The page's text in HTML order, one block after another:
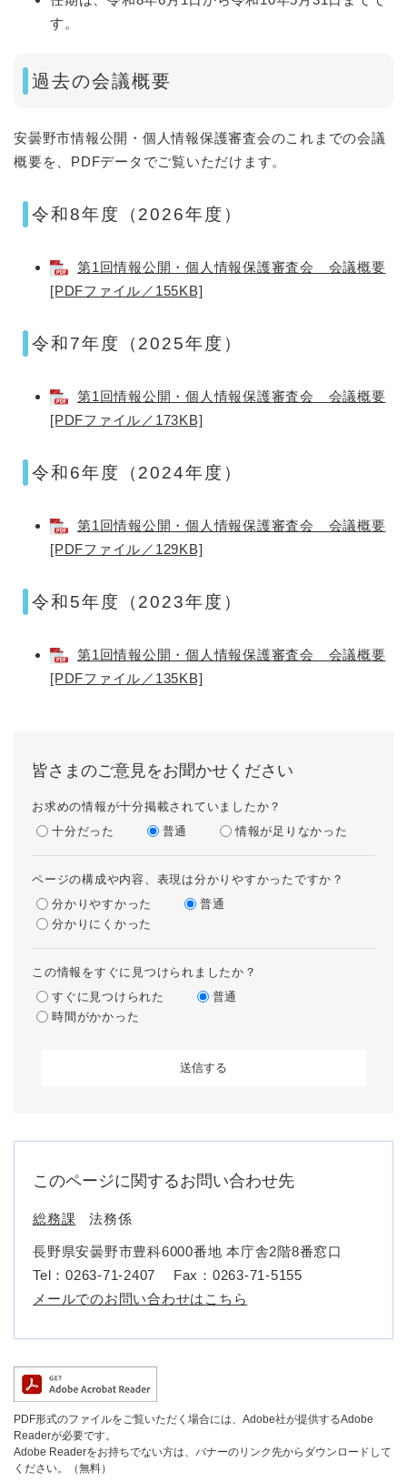
す。
過去の会議概要
安曇野市情報公開・個人情報保護審査会のこれまでの会議
概要を、PDFデータでご覧いただけます。
令和8年度（2026年度）
第1回情報公開・個人情報保護審査会 会議概要
[PDFファイル／155KB]
令和7年度（2025年度）
第1回情報公開・個人情報保護審査会 会議概要
[PDFファイル／173KB]
令和6年度（2024年度）
第1回情報公開・個人情報保護審査会 会議概要
[PDFファイル／129KB]
令和5年度（2023年度）
第1回情報公開・個人情報保護審査会 会議概要
[PDFファイル／135KB]
皆さまのご意見をお聞かせください
お求めの情報が十分掲載されていましたか？
十分だった
普通 情報が足りなかった
ページの構成や内容、表現は分かりやすかったですか？
分かりやすかった
普通
分かりにくかった
この情報をすぐに見つけられましたか？
すぐに見つけられた
普通
時間がかかった
このページに関するお問い合わせ先
総務課 法務係
長野県安曇野市豊科6000番地 本庁舎2階8番窓口
Tel：0263-71-2407
Fax：0263-71-5155
メールでのお問い合わせはこちら
PDF形式のファイルをご覧いただく場合には、Adobe社が提供するAdobe
Readerが必要です。
Adobe Readerをお持ちでない方は、バナーのリンク先からダウンロードして
ください。（無料）